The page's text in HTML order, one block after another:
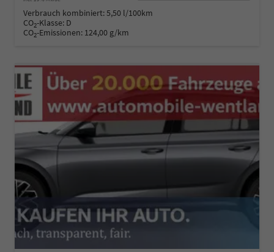
Verbrauch kombiniert:5,50 l/100km
CO2-Klasse: D
CO2-Emissionen: 124,00 g/km